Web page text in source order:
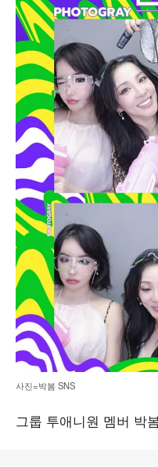
사진=박봄 SNS
그룹 투애니원 멤버 박